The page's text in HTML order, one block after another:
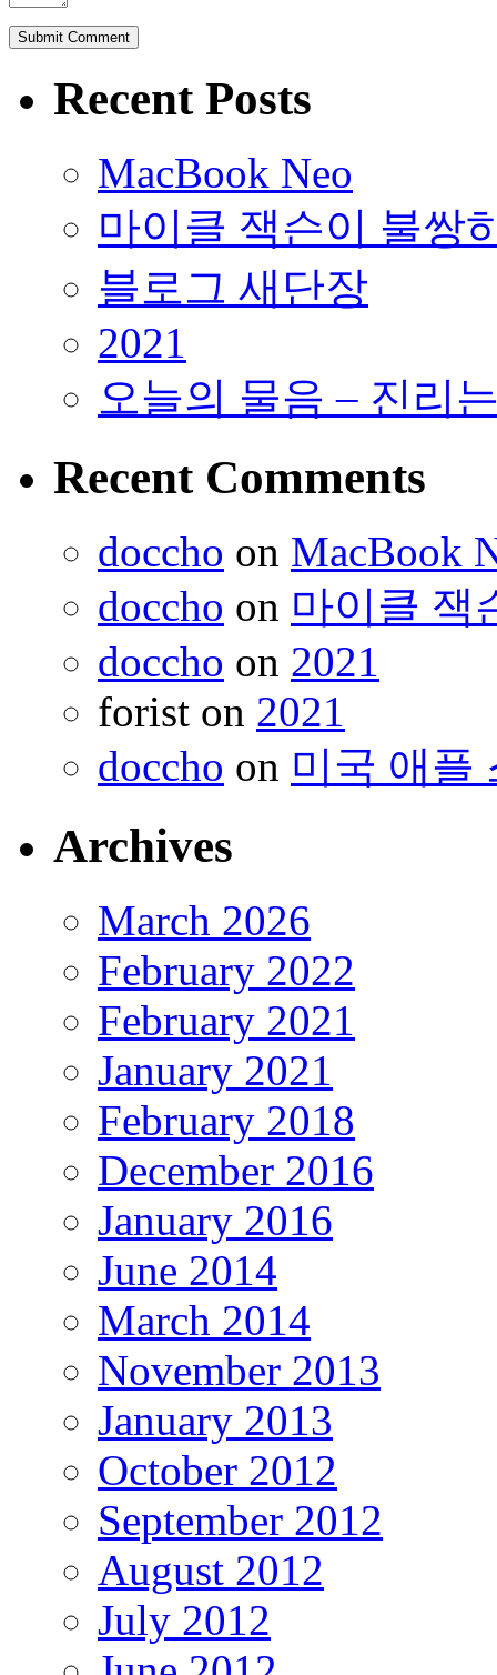
Recent Posts
MacBook Neo
마이클 잭슨이 불쌍
블로그 새단장
2021
오늘의 물음 – 진리
Recent Comments
doccho on MacBook
doccho on 마이클 잭
doccho on 2021
forist on 2021
doccho on 미국 애플
Archives
March 2026
February 2022
February 2021
January 2021
February 2018
December 2016
January 2016
June 2014
March 2014
November 2013
January 2013
October 2012
September 2012
August 2012
July 2012